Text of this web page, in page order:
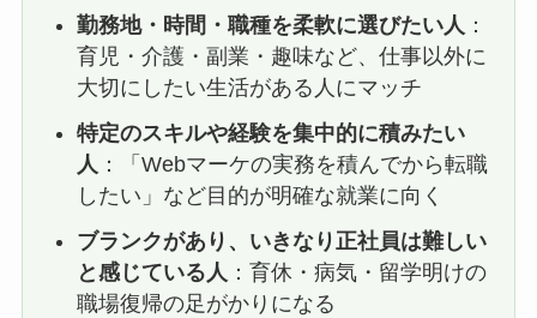
勤務地・時間・職種を柔軟に選びたい人 ：
育児・介護・副業・趣味など、仕事以外に
大切にしたい生活がある人にマッチ
特定のスキルや経験を集中的に積みたい
人 ：「Webマーケの実務を積んでから転職
したい」など目的が明確な就業に向く
ブランクがあり、いきなり正社員は難しい
と感じている人 ：育休・病気・留学明けの
職場復帰の足がかりになる